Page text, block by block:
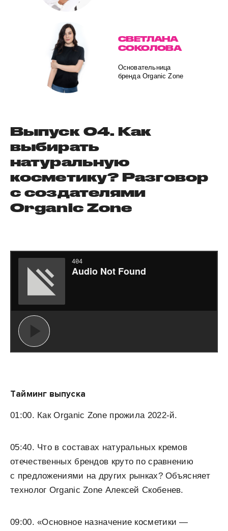
СВЕТЛАНА
СОКОЛОВА
Основательница
бренда Organic Zone
Выпуск 04. Как
выбирать
натуральную
косметику? Разговор
с создателями
Organic Zone
Тайминг выпуска
01:00. Как Organic Zone прожила 2022-й.
05:40. Что в составах натуральных кремов
отечественных брендов круто по сравнению
с предложениями на других рынках? Объясняет
технолог Organic Zone Алексей Скобенев.
09:00. «Основное назначение косметики —